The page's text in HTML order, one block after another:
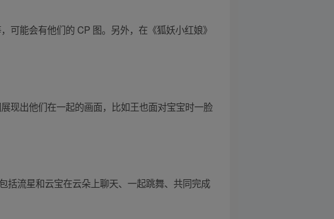
可能会有他们的 CP 图。另外，在《狐妖小红娘》
现出他们在一起的画面，比如王也面对宝宝时一脸
括流星和云宝在云朵上聊天、一起跳舞、共同完成